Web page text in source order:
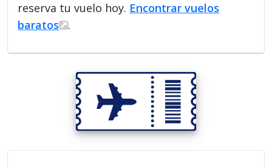
reserva tu vuelo hoy. Encontrar vuelos
baratos
.